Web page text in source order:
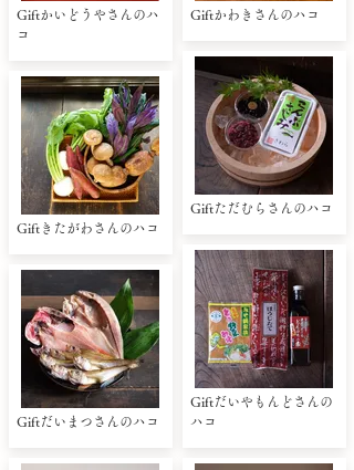
Giftかいどうやさんのハ
コ
Giftきたがわさんのハコ
Giftだいまつさんのハコ
Giftかわきさんのハコ
Giftただむらさんのハコ
Giftだいやもんどさんの
ハコ